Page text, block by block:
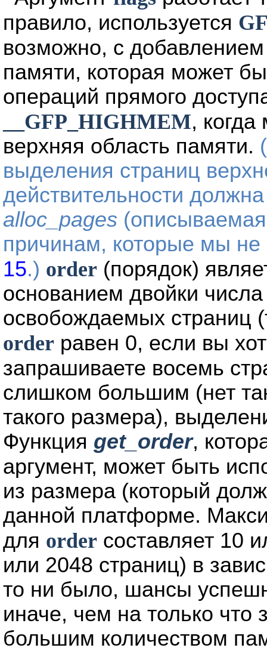
правило, используется
возможно, с
памяти, которая может
операций прямого
__GFP_HIGHMEM,
верхняя область памяти.
выделения страниц
действительности
alloc_pages
причинам, которые мы
15.) order (порядок)
основанием двойки
освобождаемых страниц
order равен 0, если вы
запрашиваете восемь
слишком большим (нет
такого размера),
Функция get_order,
аргумент, может быть
из размера (который
данной платформе.
для order составляет 10
или 2048 страниц) в
то ни было, шансы
иначе, чем на только что
большим количеством